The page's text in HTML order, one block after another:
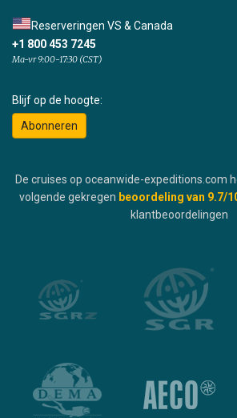
Reserveringen VS & Canada
+1 800 453 7245
Ma-vr 9:00-17:30 (CST)
Blijf op de hoogte:
Abonneren
De cruises op oceanwide-expeditions.com
volgende gekregen beoordeling van 9.7/
klantbeoordelingen